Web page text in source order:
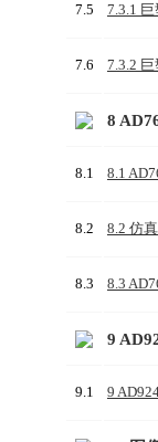
7.5 7.3.1
7.6 7.3.2
8
8.1 8.1
8.2 8.2 仿
8.3 8.3
9
9.1 9